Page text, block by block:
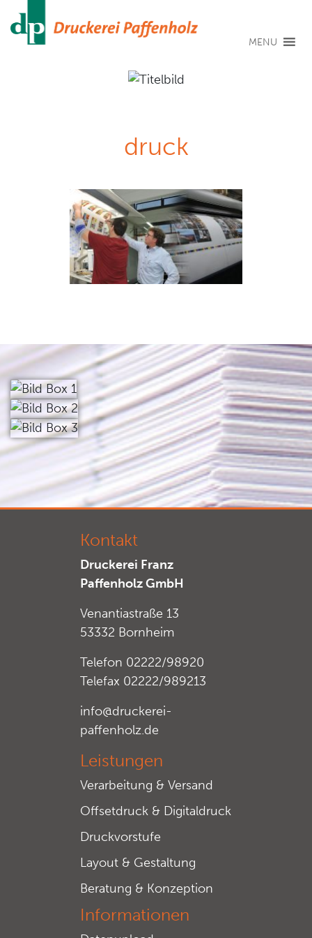
MENU
druck
Kontakt
Druckerei Franz
Paffenholz GmbH
Venantiastraße 13
53332 Bornheim
Telefon 02222/98920
Telefax 02222/989213
info@druckerei-
paffenholz.de
Leistungen
Verarbeitung & Versand
Offsetdruck & Digitaldruck
Druckvorstufe
Layout & Gestaltung
Beratung & Konzeption
Informationen